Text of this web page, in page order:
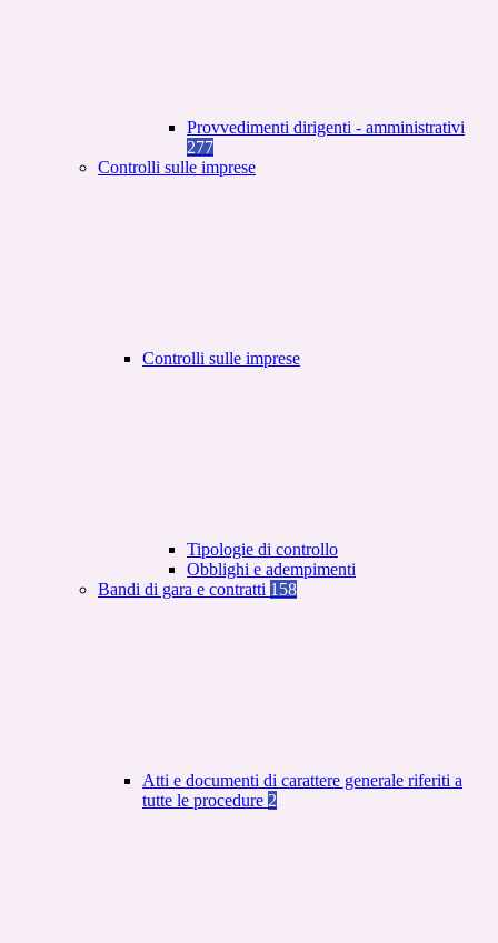
Provvedimenti dirigenti - amministrativi
277
Controlli sulle imprese
Controlli sulle imprese
Tipologie di controllo
Obblighi e adempimenti
Bandi di gara e contratti 158
Atti e documenti di carattere generale riferiti a
tutte le procedure 2